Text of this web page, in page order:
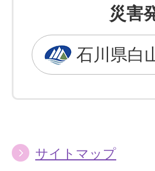
災害
石川県白
サイトマップ